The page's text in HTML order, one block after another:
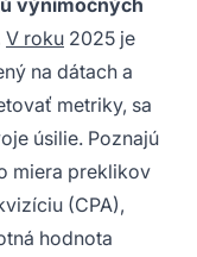
V roku 2025 je
na dátach a
metriky, sa
úsilie. Poznajú
miera preklikov
(CPA),
hodnota